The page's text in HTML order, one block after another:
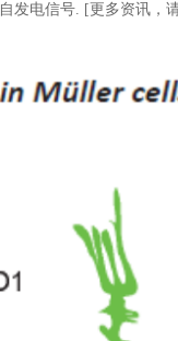
发电信号. [更多资讯，